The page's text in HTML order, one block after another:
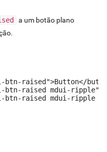
a um botão plano
btn-raised">Button</
btn-raised mdui-
btn-raised mdui-ripple